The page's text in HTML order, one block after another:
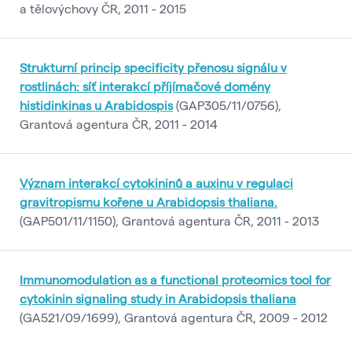
a tělovýchovy ČR, 2011 - 2015
Strukturní princip specificity přenosu signálu v
rostlinách: síť interakcí příjímačové domény
histidinkinas u Arabidospis(GAP305/11/0756),
Grantová agentura ČR, 2011 - 2014
Význam interakcí cytokininů a auxinu v regulaci
gravitropismu kořene u Arabidopsis thaliana.
(GAP501/11/1150), Grantová agentura ČR, 2011 - 2013
Immunomodulation as a functional proteomics tool for
cytokinin signaling study in Arabidopsis thaliana
(GA521/09/1699), Grantová agentura ČR, 2009 - 2012